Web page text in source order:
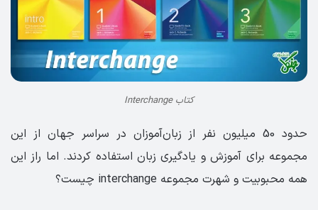
کتاب Interchange
حدود 50 میلیون نفر از زبان‌آموزان در سراسر جهان از این
مجموعه برای آموزش و یادگیری زبان استفاده کردند. اما راز این
همه محبوبیت و شهرت مجموعه interchange چیست؟